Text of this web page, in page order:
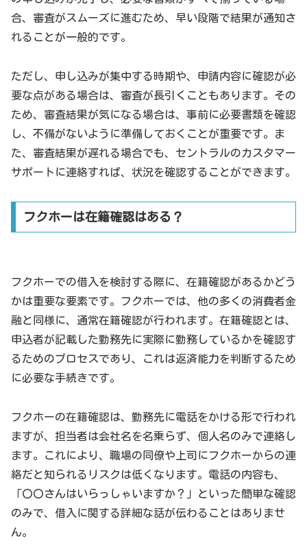
合、審査がスムーズに進むため、早い段階で結果が通知さ
れることが一般的です。
ただし、申し込みが集中する時期や、申請内容に確認が必
要な点がある場合は、審査が長引くこともあります。その
ため、審査結果が気になる場合は、事前に必要書類を確認
し、不備がないように準備しておくことが重要です。ま
た、審査結果が遅れる場合でも、セントラルのカスタマー
サポートに連絡すれば、状況を確認することができます。
フクホーは在籍確認はある？
フクホーでの借入を検討する際に、在籍確認があるかどう
かは重要な要素です。フクホーでは、他の多くの消費者金
融と同様に、通常在籍確認が行われます。在籍確認とは、
申込者が記載した勤務先に実際に勤務しているかを確認す
るためのプロセスであり、これは返済能力を判断するため
に必要な手続きです。
フクホーの在籍確認は、勤務先に電話をかける形で行われ
ますが、担当者は会社名を名乗らず、個人名のみで連絡し
ます。これにより、職場の同僚や上司にフクホーからの連
絡だと知られるリスクは低くなります。電話の内容も、
「〇〇さんはいらっしゃいますか？」といった簡単な確認
のみで、借入に関する詳細な話が伝わることはありませ
ん。